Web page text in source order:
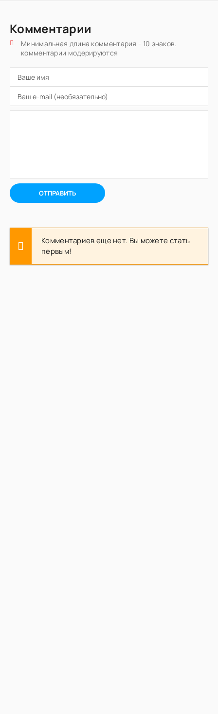
Комментарии
Минимальная длина комментария - 10 знаков.
комментарии модерируются
ОТПРАВИТЬ
Комментариев еще нет. Вы можете стать
первым!